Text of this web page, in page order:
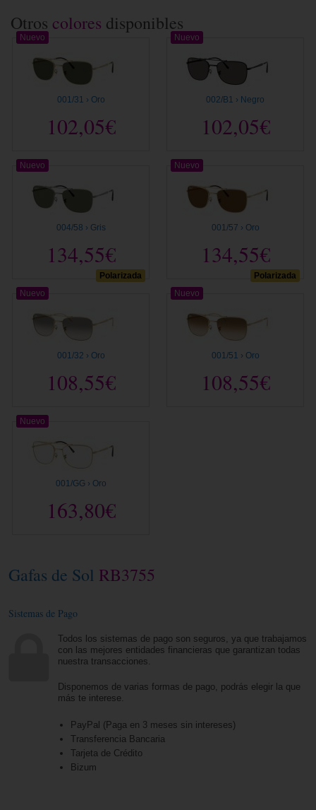
Otros colores disponibles
001/31 › Oro
102,05€
Nuevo
002/B1 › Negro
102,05€
Nuevo
Polarizada
004/58 › Gris
134,55€
Nuevo
Polarizada
001/57 › Oro
134,55€
Nuevo
001/32 › Oro
108,55€
Nuevo
001/51 › Oro
108,55€
Nuevo
001/GG › Oro
163,80€
Nuevo
Gafas de Sol RB3755
Sistemas de Pago
Todos los sistemas de pago son seguros, ya que trabajamos
con las mejores entidades financieras que garantizan todas
nuestra transacciones.
Disponemos de varias formas de pago, podrás elegir la que
más te interese.
PayPal (Paga en 3 meses sin intereses)
Transferencia Bancaria
Tarjeta de Crédito
Bizum